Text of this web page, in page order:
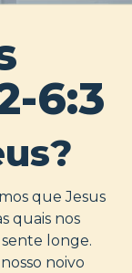
6:3
que Jesus
quais nos
longe.
noivo